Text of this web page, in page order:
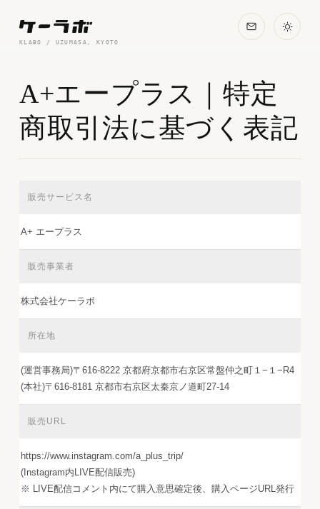
KLABO / UZUMASA, KYOTO
さっそく相談
A+エープラス｜特定
商取引法に基づく表記
販売サービス名
A+ エープラス
販売事業者
株式会社ケーラボ
所在地
(運営事務局)〒616-8222 京都府京都市右京区常盤仲之町１−１−R4
(本社)〒616-8181 京都市右京区太秦京ノ道町27-14
販売URL
https://www.instagram.com/a_plus_trip/
(Instagram内LIVE配信販売)
※ LIVE配信コメント内にて購入意思確定後、購入ページURL発行